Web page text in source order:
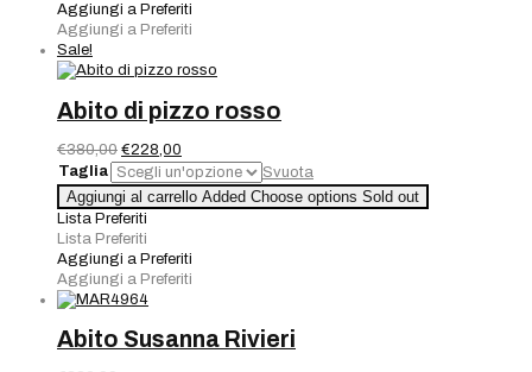
Aggiungi a Preferiti
Aggiungi a Preferiti
Sale!
Abito di pizzo rosso
€380,00 Il
prezzo
originale
era:
€380,00.
€228,00
prezzo
attuale
è:
Taglia
Svuota
Abito
di
pizzo
rosso
quantità
Aggiungi al carrello Added Choose options Sold out
Lista Preferiti
Lista Preferiti
Aggiungi a Preferiti
Aggiungi a Preferiti
Abito Susanna Rivieri